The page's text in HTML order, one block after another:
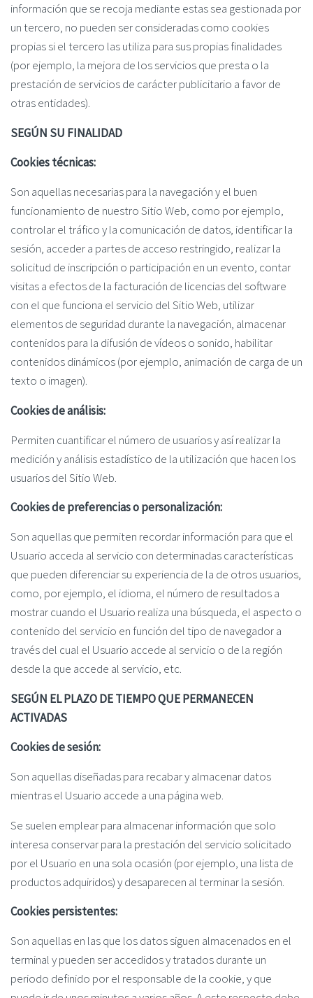
información que se recoja mediante estas sea gestionada por
un tercero, no pueden ser consideradas como cookies
propias si el tercero las utiliza para sus propias finalidades
(por ejemplo, la mejora de los servicios que presta o la
prestación de servicios de carácter publicitario a favor de
otras entidades).
SEGÚN SU FINALIDAD
Cookies técnicas:
Son aquellas necesarias para la navegación y el buen
funcionamiento de nuestro Sitio Web, como por ejemplo,
controlar el tráfico y la comunicación de datos, identificar la
sesión, acceder a partes de acceso restringido, realizar la
solicitud de inscripción o participación en un evento, contar
visitas a efectos de la facturación de licencias del software
con el que funciona el servicio del Sitio Web, utilizar
elementos de seguridad durante la navegación, almacenar
contenidos para la difusión de vídeos o sonido, habilitar
contenidos dinámicos (por ejemplo, animación de carga de un
texto o imagen).
Cookies de análisis:
Permiten cuantificar el número de usuarios y así realizar la
medición y análisis estadístico de la utilización que hacen los
usuarios del Sitio Web.
Cookies de preferencias o personalización:
Son aquellas que permiten recordar información para que el
Usuario acceda al servicio con determinadas características
que pueden diferenciar su experiencia de la de otros usuarios,
como, por ejemplo, el idioma, el número de resultados a
mostrar cuando el Usuario realiza una búsqueda, el aspecto o
contenido del servicio en función del tipo de navegador a
través del cual el Usuario accede al servicio o de la región
desde la que accede al servicio, etc.
SEGÚN EL PLAZO DE TIEMPO QUE PERMANECEN
ACTIVADAS
Cookies de sesión:
Son aquellas diseñadas para recabar y almacenar datos
mientras el Usuario accede a una página web.
Se suelen emplear para almacenar información que solo
interesa conservar para la prestación del servicio solicitado
por el Usuario en una sola ocasión (por ejemplo, una lista de
productos adquiridos) y desaparecen al terminar la sesión.
Cookies persistentes:
Son aquellas en las que los datos siguen almacenados en el
terminal y pueden ser accedidos y tratados durante un
periodo definido por el responsable de la cookie, y que